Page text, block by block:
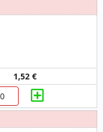
1,52 €